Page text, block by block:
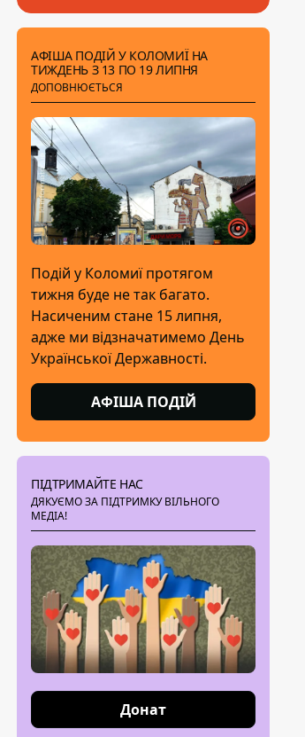
АФІША ПОДІЙ У КОЛОМИЇ НА
ТИЖДЕНЬ З 13 ПО 19 ЛИПНЯ
ДОПОВНЮЄТЬСЯ
Подій у Коломиї протягом
тижня буде не так багато.
Насиченим стане 15 липня,
адже ми відзначатимемо День
Української Державності.
АФІША ПОДІЙ
ПІДТРИМАЙТЕ НАС
ДЯКУЄМО ЗА ПІДТРИМКУ ВІЛЬНОГО
МЕДІА!
Донат